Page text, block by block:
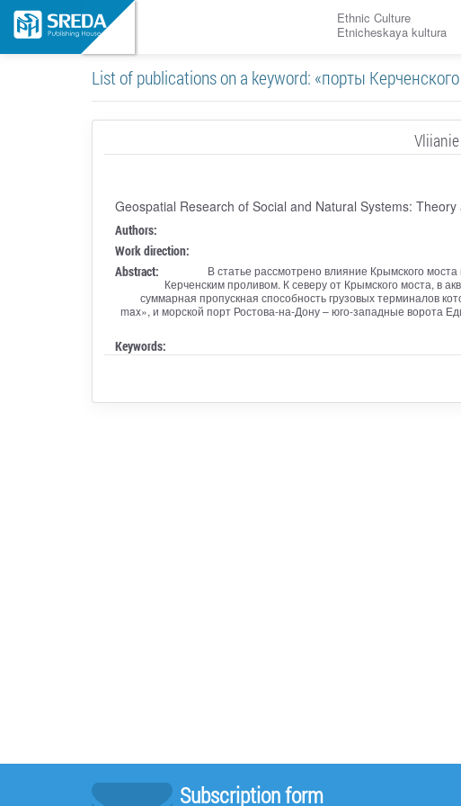
Ethnic Culture
Etnicheskaya kultura
List of publications on a keyword: «порты
Geospatial Research of Social and Natural Systems: Theory
Authors:
Work direction:
Abstract:
В статье рассмотрено влияние Крымского
Керченским проливом. К северу от Крымского моста, в
суммарная пропускная способность грузовых терминалов
max», и морской порт Ростова-на-Дону – юго-западные ворота
Keywords:
Subscription form